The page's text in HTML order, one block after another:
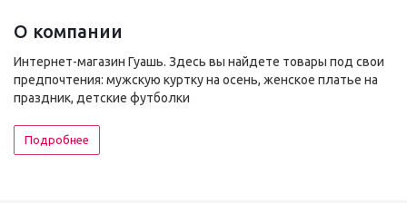
О компании
Интернет-магазин Гуашь. Здесь вы найдете товары под свои
предпочтения: мужскую куртку на осень, женское платье на
праздник, детские футболки
Подробнее